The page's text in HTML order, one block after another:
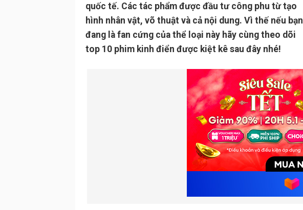
quốc tế. Các tác phẩm được đầu tư công phu từ tạo
hình nhân vật, võ thuật và cả nội dung. Vì thế nếu bạn
đang là fan cứng của thể loại này hãy cùng theo dõi
top 10 phim kinh điển được kiệt kê sau đây nhé!